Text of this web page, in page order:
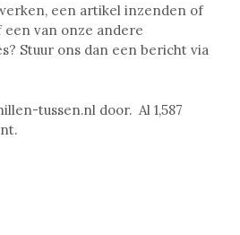
een artikel inzenden of
van onze andere
Stuur ons dan een bericht via
tussen.nl door. Al 1,587